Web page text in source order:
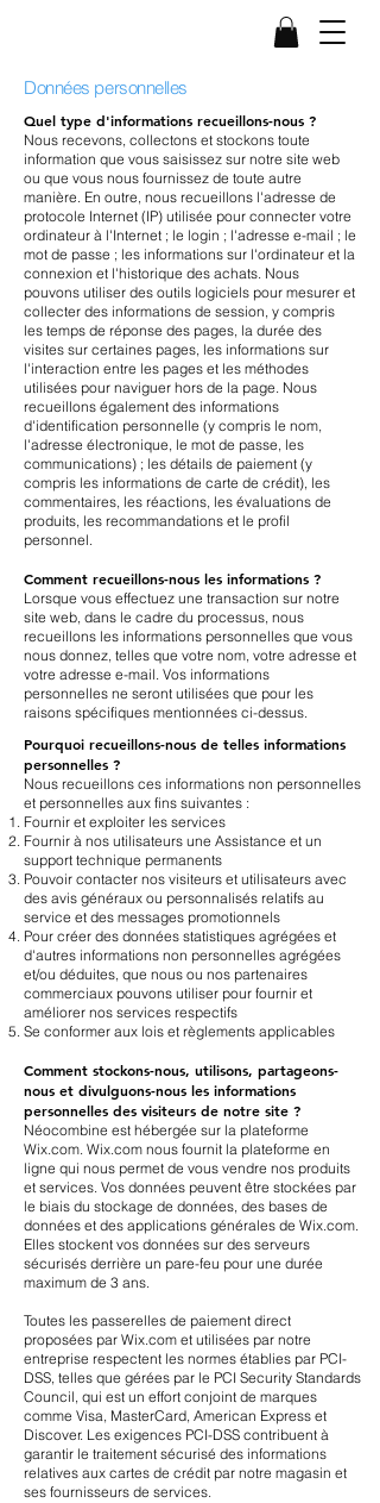
Données personnelles
Quel type d'informations recueillons-nous ?
Nous recevons, collectons et stockons toute
information que vous saisissez sur notre site web
ou que vous nous fournissez de toute autre
manière. En outre, nous recueillons l'adresse de
protocole Internet (IP) utilisée pour connecter votre
ordinateur à l'Internet ; le login ; l'adresse e-mail ; le
mot de passe ; les informations sur l'ordinateur et la
connexion et l'historique des achats. Nous
pouvons utiliser des outils logiciels pour mesurer et
collecter des informations de session, y compris
les temps de réponse des pages, la durée des
visites sur certaines pages, les informations sur
l'interaction entre les pages et les méthodes
utilisées pour naviguer hors de la page. Nous
recueillons également des informations
d'identification personnelle (y compris le nom,
l'adresse électronique, le mot de passe, les
communications) ; les détails de paiement (y
compris les informations de carte de crédit), les
commentaires, les réactions, les évaluations de
produits, les recommandations et le profil
personnel.
Comment recueillons-nous les informations ?
Lorsque vous effectuez une transaction sur notre
site web, dans le cadre du processus, nous
recueillons les informations personnelles que vous
nous donnez, telles que votre nom, votre adresse et
votre adresse e-mail. Vos informations
personnelles ne seront utilisées que pour les
raisons spécifiques mentionnées ci-dessus.
Pourquoi recueillons-nous de telles informations
personnelles ?
Nous recueillons ces informations non personnelles
et personnelles aux fins suivantes :
Fournir et exploiter les services
Fournir à nos utilisateurs une Assistance et un
support technique permanents
Pouvoir contacter nos visiteurs et utilisateurs avec
des avis généraux ou personnalisés relatifs au
service et des messages promotionnels
Pour créer des données statistiques agrégées et
d'autres informations non personnelles agrégées
et/ou déduites, que nous ou nos partenaires
commerciaux pouvons utiliser pour fournir et
améliorer nos services respectifs
Se conformer aux lois et règlements applicables
Comment stockons-nous, utilisons, partageons-
nous et divulguons-nous les informations
personnelles des visiteurs de notre site ?
Néocombine est hébergée sur la plateforme
Wix.com. Wix.com nous fournit la plateforme en
ligne qui nous permet de vous vendre nos produits
et services. Vos données peuvent être stockées par
le biais du stockage de données, des bases de
données et des applications générales de Wix.com.
Elles stockent vos données sur des serveurs
sécurisés derrière un pare-feu pour une durée
maximum de 3 ans.
Toutes les passerelles de paiement direct
proposées par Wix.com et utilisées par notre
entreprise respectent les normes établies par PCI-
DSS, telles que gérées par le PCI Security Standards
Council, qui est un effort conjoint de marques
comme Visa, MasterCard, American Express et
Discover. Les exigences PCI-DSS contribuent à
garantir le traitement sécurisé des informations
relatives aux cartes de crédit par notre magasin et
ses fournisseurs de services.